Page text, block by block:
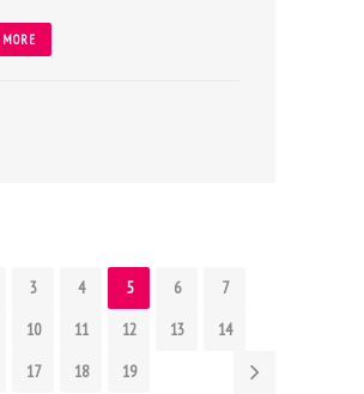
3 4 5 6
7
10 11 12 13
14
17 18 19